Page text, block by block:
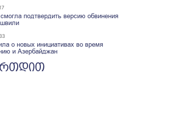
подтвердить версию обвинения
о новых инициативах во время
и Азербайджан